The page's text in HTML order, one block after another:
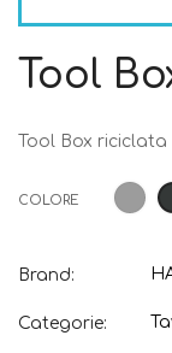
Tool
Tool Box
COLORE
Brand:
Categorie: